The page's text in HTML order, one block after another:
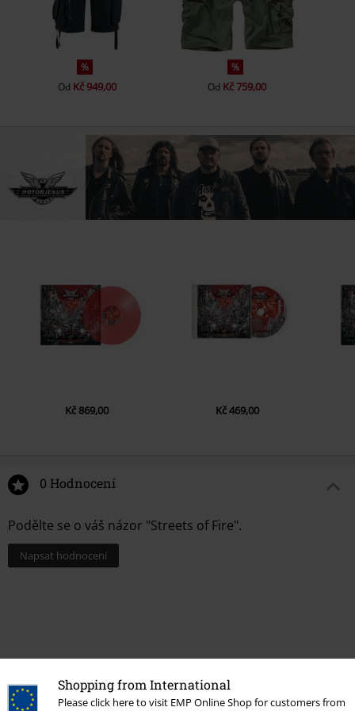
Shopping from International
Please click here to visit EMP Online Shop for customers from
%
Od Kč 949,00
%
Od Kč 759,00
Kč 869,00 Kč 469,00
0 Hodnocení
Podělte se o váš názor "Streets of Fire".
Napsat hodnocení